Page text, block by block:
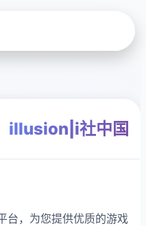
illusion|i社中国
台，为您提供优质的游戏